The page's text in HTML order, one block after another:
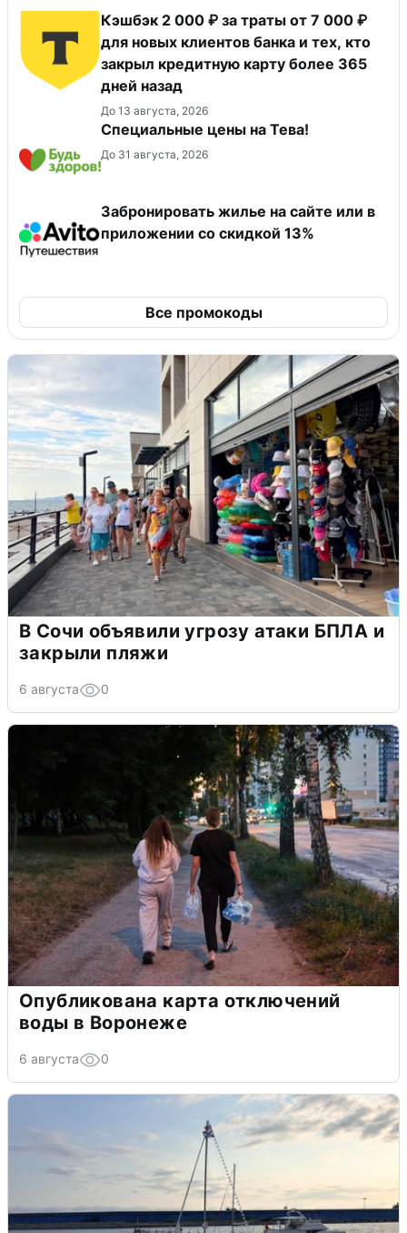
Кэшбэк 2 000 ₽ за траты от 7 000 ₽
для новых клиентов банка и тех, кто
закрыл кредитную карту более 365
дней назад
До 13 августа, 2026
Специальные цены на Тева!
До 31 августа, 2026
Забронировать жилье на сайте или в
приложении со скидкой 13%
Все промокоды
В Сочи объявили угрозу атаки БПЛА и
закрыли пляжи
6 августа 0
Опубликована карта отключений
воды в Воронеже
6 августа 0